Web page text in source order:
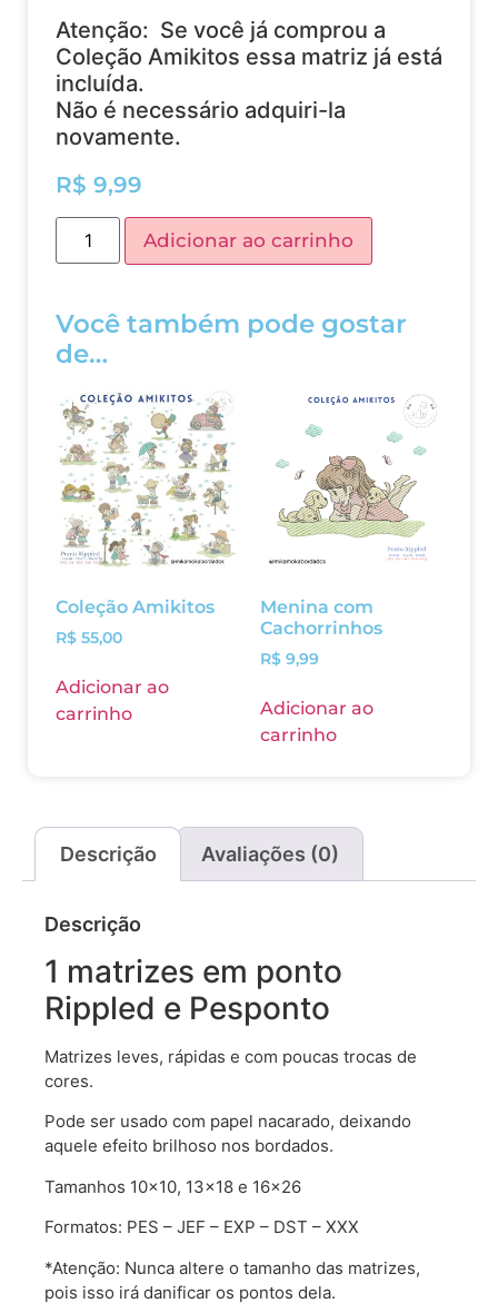
Atenção: Se você já comprou a
Coleção Amikitos essa matriz já está
incluída.
Não é necessário adquiri-la
novamente.
R$ 9,99
Adicionar ao carrinho
Você também pode gostar
de…
Coleção Amikitos
R$ 55,00
Adicionar ao
carrinho
Menina com
Cachorrinhos
R$ 9,99
Adicionar ao
carrinho
Descrição Avaliações (0)
Descrição
1 matrizes em ponto
Rippled e Pesponto
Matrizes leves, rápidas e com poucas trocas de
cores.
Pode ser usado com papel nacarado, deixando
aquele efeito brilhoso nos bordados.
Tamanhos 10×10, 13×18 e 16×26
Formatos: PES – JEF – EXP – DST – XXX
*Atenção: Nunca altere o tamanho das matrizes,
pois isso irá danificar os pontos dela.